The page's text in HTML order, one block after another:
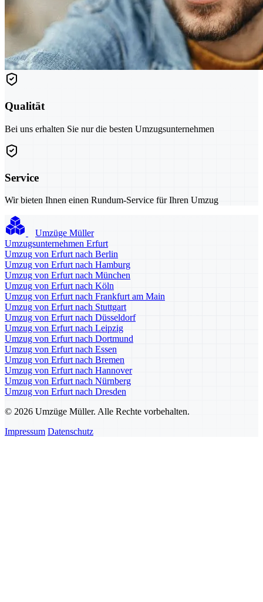
Qualität
Bei uns erhalten Sie nur die besten Umzugsunternehmen
Service
Wir bieten Ihnen einen Rundum-Service für Ihren Umzug
Umzüge Müller
Umzugsunternehmen Erfurt
Umzug von Erfurt nach Berlin
Umzug von Erfurt nach Hamburg
Umzug von Erfurt nach München
Umzug von Erfurt nach Köln
Umzug von Erfurt nach Frankfurt am Main
Umzug von Erfurt nach Stuttgart
Umzug von Erfurt nach Düsseldorf
Umzug von Erfurt nach Leipzig
Umzug von Erfurt nach Dortmund
Umzug von Erfurt nach Essen
Umzug von Erfurt nach Bremen
Umzug von Erfurt nach Hannover
Umzug von Erfurt nach Nürnberg
Umzug von Erfurt nach Dresden
© 2026 Umzüge Müller. Alle Rechte vorbehalten.
Impressum Datenschutz